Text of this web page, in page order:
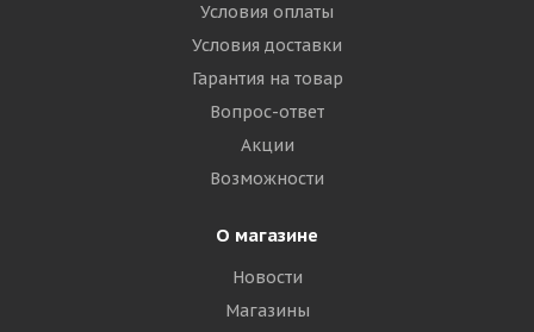
Условия оплаты
Условия доставки
Гарантия на товар
Вопрос-ответ
Акции
Возможности
О магазине
Новости
Магазины